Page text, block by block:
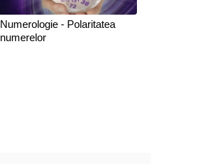
Numerologie - Polaritatea
numerelor